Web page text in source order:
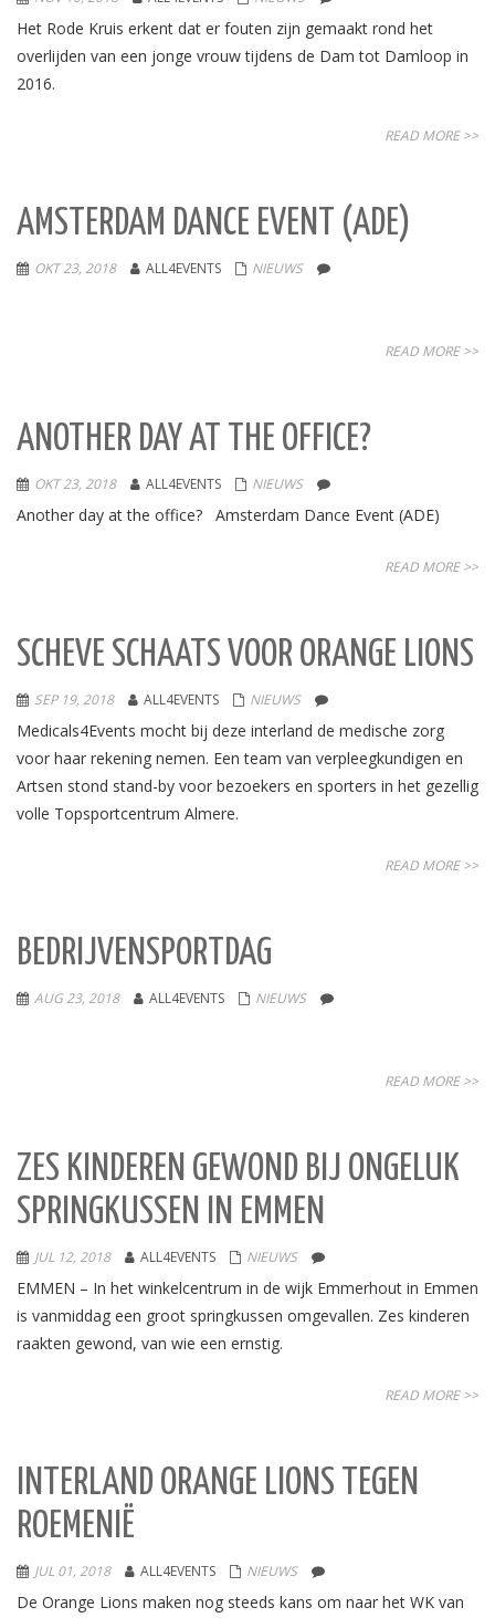
Het Rode Kruis erkent dat er fouten zijn gemaakt rond het
overlijden van een jonge vrouw tijdens de Dam tot Damloop in
2016.
READ MORE >>
AMSTERDAM DANCE EVENT (ADE)
OKT 23, 2018 ALL4EVENTS NIEUWS
READ MORE >>
ANOTHER DAY AT THE OFFICE?
OKT 23, 2018 ALL4EVENTS NIEUWS
Another day at the office? Amsterdam Dance Event (ADE)
READ MORE >>
SCHEVE SCHAATS VOOR ORANGE LIONS
SEP 19, 2018 ALL4EVENTS NIEUWS
Medicals4Events mocht bij deze interland de medische zorg
voor haar rekening nemen. Een team van verpleegkundigen en
Artsen stond stand-by voor bezoekers en sporters in het gezellig
volle Topsportcentrum Almere.
READ MORE >>
BEDRIJVENSPORTDAG
AUG 23, 2018 ALL4EVENTS NIEUWS
READ MORE >>
ZES KINDEREN GEWOND BIJ ONGELUK
SPRINGKUSSEN IN EMMEN
JUL 12, 2018 ALL4EVENTS NIEUWS
EMMEN – In het winkelcentrum in de wijk Emmerhout in Emmen
is vanmiddag een groot springkussen omgevallen. Zes kinderen
raakten gewond, van wie een ernstig.
READ MORE >>
INTERLAND ORANGE LIONS TEGEN
ROEMENIË
JUL 01, 2018 ALL4EVENTS NIEUWS
De Orange Lions maken nog steeds kans om naar het WK van